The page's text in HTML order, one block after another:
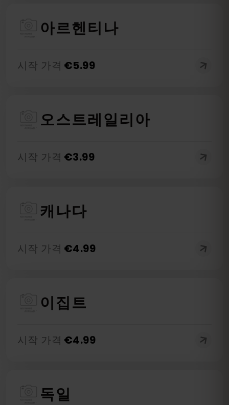
아르헨티나
시작 가격 €5.99
오스트레일리아
시작 가격 €3.99
캐나다
시작 가격 €4.99
이집트
시작 가격 €4.99
독일